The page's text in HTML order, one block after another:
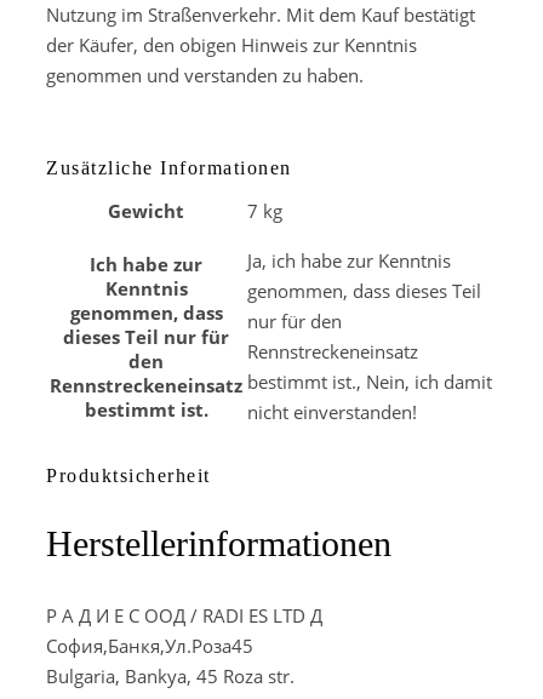
Nutzung im Straßenverkehr. Mit dem Kauf bestätigt
der Käufer, den obigen Hinweis zur Kenntnis
genommen und verstanden zu haben.
Zusätzliche Informationen
Gewicht 7 kg
Ich habe zur
Kenntnis
genommen, dass
dieses Teil nur für
den
Rennstreckeneinsatz
bestimmt ist.
Ja, ich habe zur Kenntnis
genommen, dass dieses Teil
nur für den
Rennstreckeneinsatz
bestimmt ist., Nein, ich damit
nicht einverstanden!
Produktsicherheit
Herstellerinformationen
Р А Д И Е С ООД / RADI ES LTD Д
София,Банкя,Ул.Роза45
Bulgaria, Bankya, 45 Roza str.